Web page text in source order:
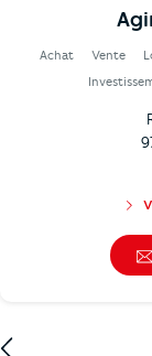
Achat Vente